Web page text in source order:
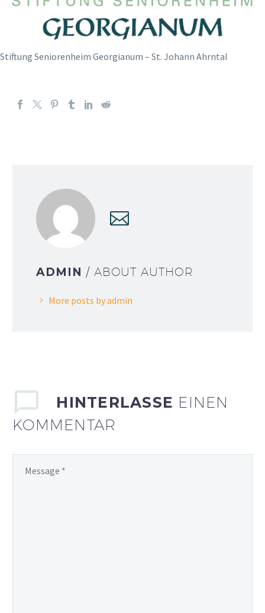
Stiftung Seniorenheim Georgianum – St. Johann Ahrntal
ADMIN / ABOUT AUTHOR
More posts by admin
HINTERLASSE EINEN
KOMMENTAR